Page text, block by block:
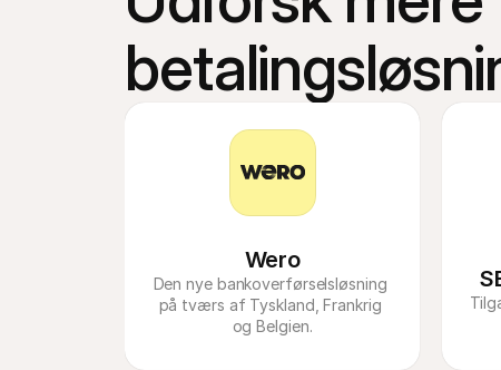
Wero
Den nye bankoverførselsløsning
på tværs af Tyskland, Frankrig
og Belgien.